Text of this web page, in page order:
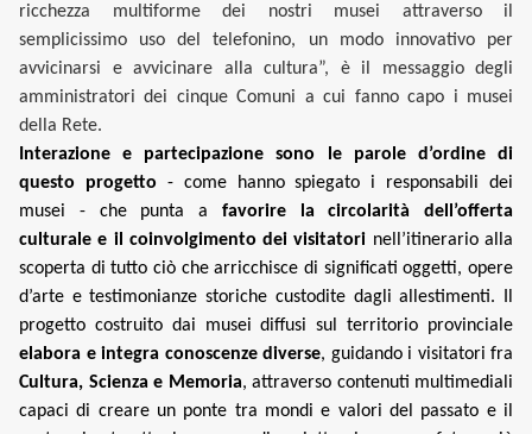
ricchezza multiforme dei nostri musei attraverso il
semplicissimo uso del telefonino, un modo innovativo per
avvicinarsi e avvicinare alla cultura”, è il messaggio degli
amministratori dei cinque Comuni a cui fanno capo i musei
della Rete.
Interazione e partecipazione
sono le parole d’ordine di
questo progetto - come hanno spiegato i responsabili dei
musei - che punta a favorire la circolarità dell’offerta
culturale e il coinvolgimento dei visitatori nell’itinerario alla
scoperta di tutto ciò che arricchisce di significati oggetti, opere
d’arte e testimonianze storiche custodite dagli allestimenti. Il
progetto costruito dai musei diffusi sul territorio provinciale
elabora e integra conoscenze diverse, guidando i visitatori fra
Cultura, Scienza e Memoria, attraverso contenuti multimediali
capaci di creare un ponte tra mondi e valori del passato e il